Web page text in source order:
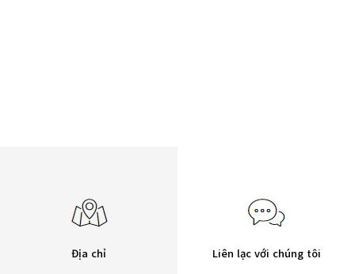
Địa chỉ Liên lạc với chúng tôi